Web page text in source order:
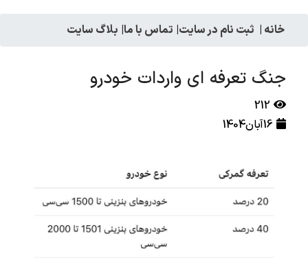
خانه | ثبت نام در سایت| تماس با ما| بلاگ سایت
جنگ تعرفه ای واردات خودرو
212
16آبان1404